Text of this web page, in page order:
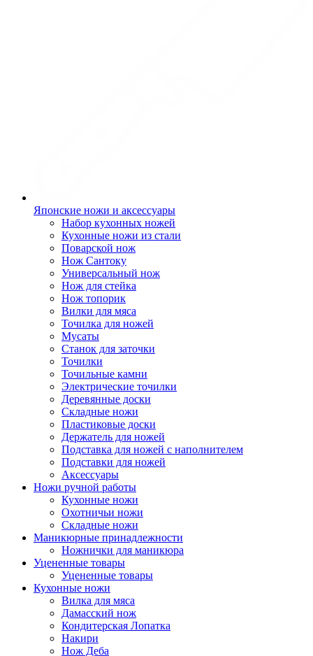
Японские ножи и аксессуары
Набор кухонных ножей
Кухонные ножи из стали
Поварской нож
Нож Сантоку
Универсальный нож
Нож для стейка
Нож топорик
Вилки для мяса
Точилка для ножей
Мусаты
Станок для заточки
Точилки
Точильные камни
Электрические точилки
Деревянные доски
Складные ножи
Пластиковые доски
Держатель для ножей
Подставка для ножей с наполнителем
Подставки для ножей
Аксессуары
Ножи ручной работы
Кухонные ножи
Охотничьи ножи
Складные ножи
Маникюрные принадлежности
Ножнички для маникюра
Уцененные товары
Уцененные товары
Кухонные ножи
Вилка для мяса
Дамасский нож
Кондитерская Лопатка
Накири
Нож Деба